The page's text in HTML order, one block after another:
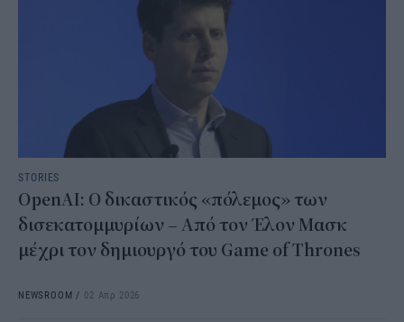
STORIES
OpenAI: Ο δικαστικός «πόλεμος» των
δισεκατομμυρίων – Από τον Έλον Μασκ
μέχρι τον δημιουργό του Game of Thrones
NEWSROOM / 02 Απρ 2026